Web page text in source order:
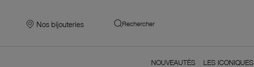
Nos bijouteries Rechercher
NOUVEAUTÉS LES ICONIQUES